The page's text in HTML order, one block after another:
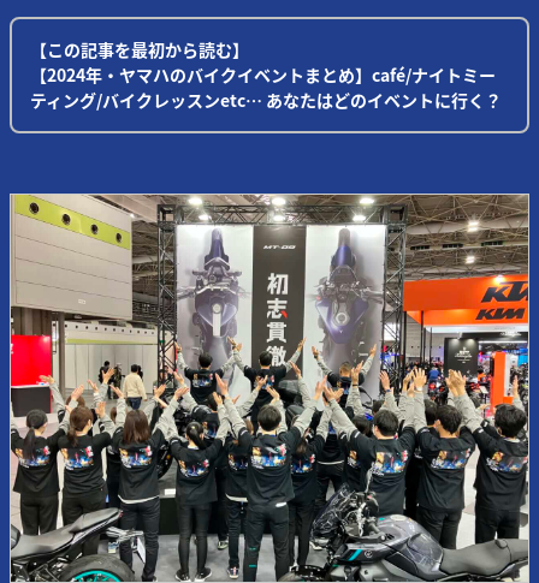
【この記事を最初から読む】
【2024年・ヤマハのバイクイベントまとめ】café/ナイトミー
ティング/バイクレッスンetc… あなたはどのイベントに行く？